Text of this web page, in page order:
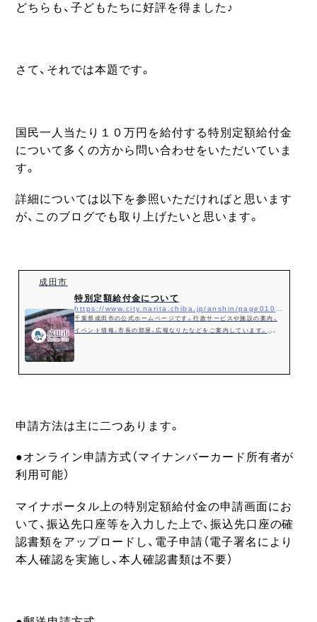
どちらも、子どもたちに好評を得ました♪
さて、それでは本題です。
国民一人当たり１０万円を給付する特別定額給付金
について多くの方から問い合わせをいただいていま
す。
詳細については以下を参照いただければと思います
が、このブログでも取り上げたいと思います。
成田市
特別定額給付金について
千葉県成田市の公式ホームページです。行政サービスや施設の案内、
イベント情報、市長の部屋、広報なりたなどをご案内しています。,定
申請方法は主に二つあります。
●オンライン申請方式（マイナンバーカード所有者が
利用可能）
マイナポータル上の特別定額給付金の申請画面にお
いて、振込先口座等を入力した上で、振込先口座の確
認書類をアップロードし、電子申請（電子署名により
本人確認を実施し、本人確認書類は不要）